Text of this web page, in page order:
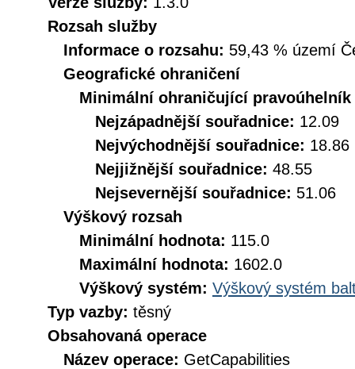
Rozsah služby
Informace o rozsahu: 59,43 % území
Geografické ohraničení
Minimální ohraničující pravoúhelník
Nejzápadnější souřadnice: 12.09
Nejvýchodnější souřadnice: 18.86
Nejjižnější souřadnice: 48.55
Nejsevernější souřadnice: 51.06
Výškový rozsah
Minimální hodnota: 115.0
Maximální hodnota: 1602.0
Výškový systém: Výškový systém
Typ vazby: těsný
Obsahovaná operace
Název operace: GetCapabilities